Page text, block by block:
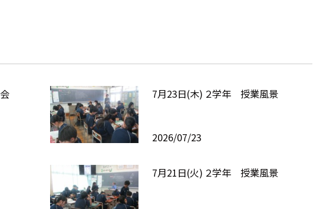
7月23日(木) ２学年 授業風景
2026/07/23
7月21日(火) ２学年 授業風景